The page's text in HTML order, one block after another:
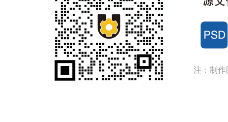
注：制作